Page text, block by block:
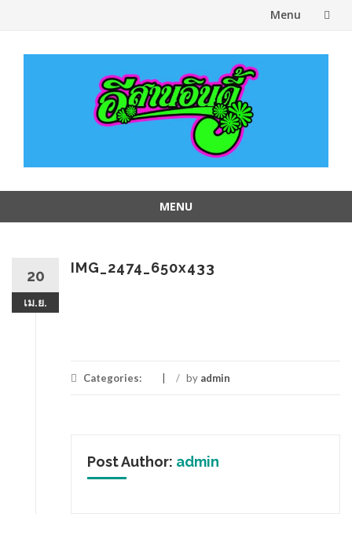
Menu
MENU
20
เม.ย.
IMG_2474_650x433
Categories: / by admin
Post Author: admin